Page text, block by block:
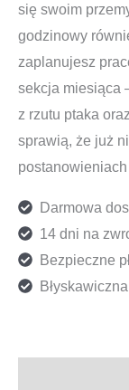
się swoim
godzinowy
zaplanujesz
sekcja miesiąca
z rzutu ptaka
sprawią, że już
Darmowa
14 dni na
Bezpieczne